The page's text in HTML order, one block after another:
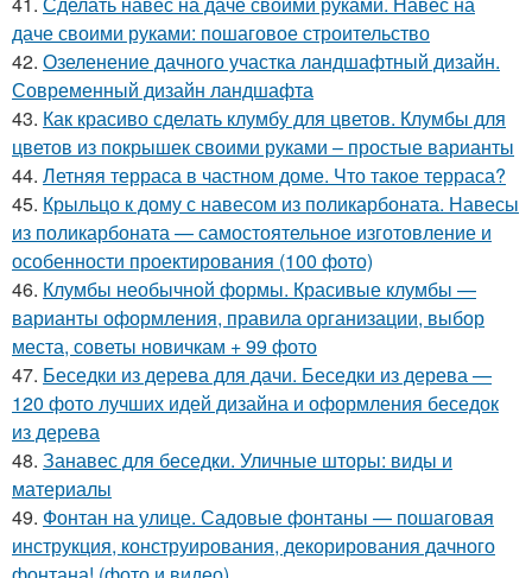
даче своими руками: пошаговое строительство
42. Озеленение дачного участка ландшафтный дизайн.
Современный дизайн ландшафта
43. Как красиво сделать клумбу для цветов. Клумбы для
цветов из покрышек своими руками – простые варианты
44. Летняя терраса в частном доме. Что такое терраса?
45. Крыльцо к дому с навесом из поликарбоната. Навесы
из поликарбоната — самостоятельное изготовление и
особенности проектирования (100 фото)
46. Клумбы необычной формы. Красивые клумбы —
варианты оформления, правила организации, выбор
места, советы новичкам + 99 фото
47. Беседки из дерева для дачи. Беседки из дерева —
120 фото лучших идей дизайна и оформления беседок
из дерева
48. Занавес для беседки. Уличные шторы: виды и
материалы
49. Фонтан на улице. Садовые фонтаны — пошаговая
инструкция, конструирования, декорирования дачного